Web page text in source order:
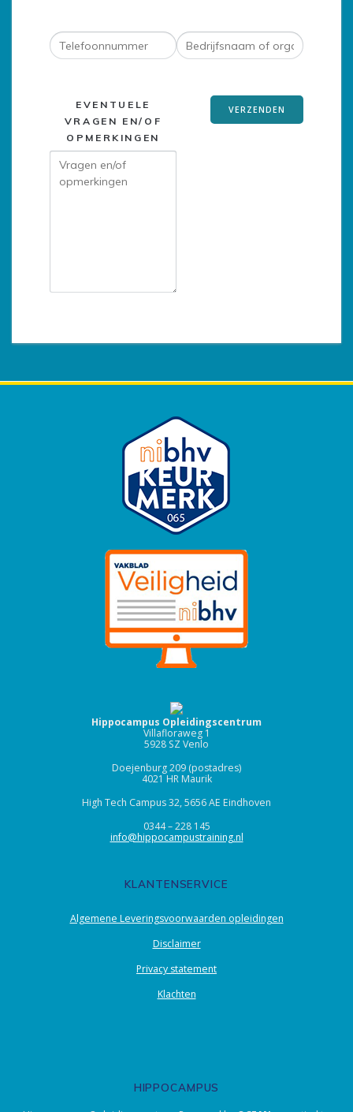
EVENTUELE
VRAGEN EN/OF
OPMERKINGEN
HIPPOCAMPUS
Hippocampus Opleidingscentrum
Villafloraweg 1
5928 SZ Venlo
Doejenburg 209 (postadres)
4021 HR Maurik
High Tech Campus 32, 5656 AE Eindhoven
0344 – 228 145
info@hippocampustraining.nl
KLANTENSERVICE
Algemene Leveringsvoorwaarden opleidingen
Disclaimer
Privacy statement
Klachten